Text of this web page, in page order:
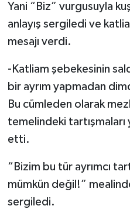
Yani “Biz” vurgusuyla
anlayış sergiledi ve
mesajı verdi.
-Katliam şebekesinin
bir ayrım yapmadan
Bu cümleden olarak
temelindeki tartışmaları
etti.
“Bizim bu tür ayrımcı
mümkün değil!”
sergiledi.